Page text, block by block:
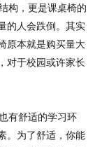
构，更是课桌椅的
的人会跌倒。其实
原本就是购买量大
对于校园或许家长
有舒适的学习环
。为了舒适，你能